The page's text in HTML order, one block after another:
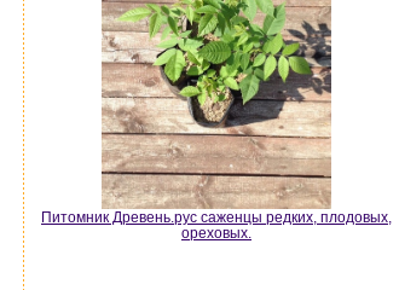
Питомник Древень.рус саженцы редких, плодовых,
ореховых.